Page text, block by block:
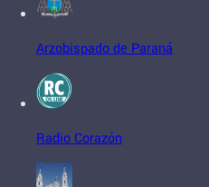
Arzobispado de Paraná
Radio Corazón